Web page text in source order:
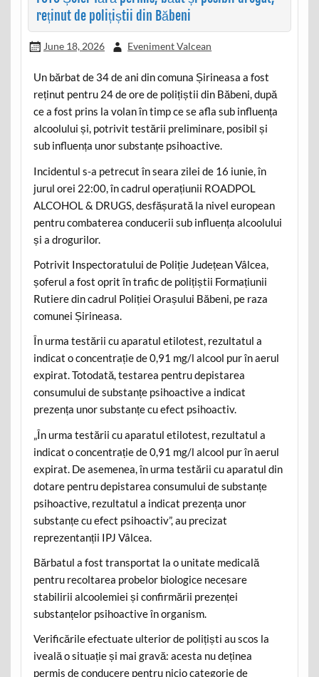
reținut de polițiștii din Băbeni
June 18, 2026 Eveniment Valcean
Un bărbat de 34 de ani din comuna Șirineasa a fost
reținut pentru 24 de ore de polițiștii din Băbeni, după
ce a fost prins la volan în timp ce se afla sub influența
alcoolului și, potrivit testării preliminare, posibil și
sub influența unor substanțe psihoactive.
Incidentul s-a petrecut în seara zilei de 16 iunie, în
jurul orei 22:00, în cadrul operațiunii ROADPOL
ALCOHOL & DRUGS, desfășurată la nivel european
pentru combaterea conducerii sub influența alcoolului
și a drogurilor.
Potrivit Inspectoratului de Poliție Județean Vâlcea,
șoferul a fost oprit în trafic de polițiștii Formațiunii
Rutiere din cadrul Poliției Orașului Băbeni, pe raza
comunei Șirineasa.
În urma testării cu aparatul etilotest, rezultatul a
indicat o concentrație de 0,91 mg/l alcool pur în aerul
expirat. Totodată, testarea pentru depistarea
consumului de substanțe psihoactive a indicat
prezența unor substanțe cu efect psihoactiv.
„În urma testării cu aparatul etilotest, rezultatul a
indicat o concentrație de 0,91 mg/l alcool pur în aerul
expirat. De asemenea, în urma testării cu aparatul din
dotare pentru depistarea consumului de substanțe
psihoactive, rezultatul a indicat prezența unor
substanțe cu efect psihoactiv”, au precizat
reprezentanții IPJ Vâlcea.
Bărbatul a fost transportat la o unitate medicală
pentru recoltarea probelor biologice necesare
stabilirii alcoolemiei și confirmării prezenței
substanțelor psihoactive în organism.
Verificările efectuate ulterior de polițiști au scos la
iveală o situație și mai gravă: acesta nu deținea
permis de conducere pentru nicio categorie de